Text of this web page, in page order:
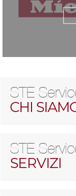
STE
CHI
STE
SERVIZI